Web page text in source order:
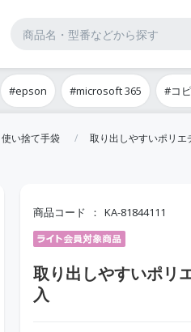
#epson #microsoft 365 #コ
使い捨て手袋 取り出しやすいポリ
商品コード KA-81844111
取り出しやすいポ
入